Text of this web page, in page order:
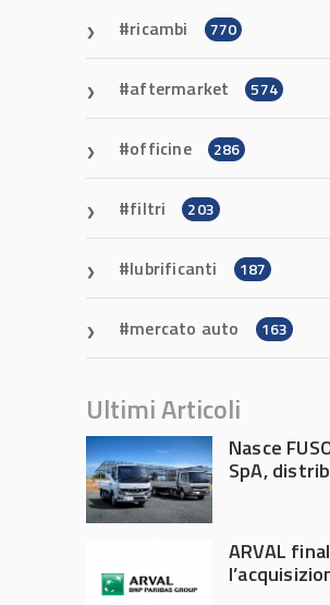
ricambi 770
aftermarket 574
officine 286
filtri 203
lubrificanti 187
mercato auto 163
Ultimi Articoli
Nasce
SpA,
ARVAL